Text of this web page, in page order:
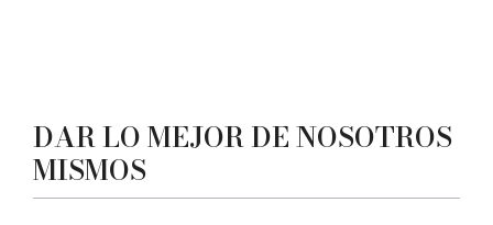
DAR LO MEJOR DE NOSOTROS
MISMOS